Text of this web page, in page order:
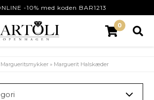
-10% med koden BAR1213
0
Margueritsmykker » Marguerit Halskæder